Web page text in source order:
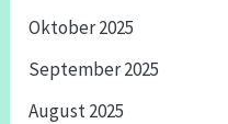
Oktober 2025
September 2025
August 2025